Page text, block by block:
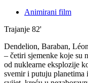
Animirani film
Trajanje 82'
Dendelion, Baraban,
– četiri sjemenke koje su
od nuklearne eksplozije
svemir i putuju planetima